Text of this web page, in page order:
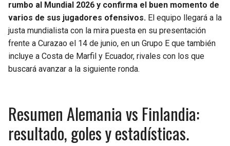
rumbo al Mundial 2026 y confirma el buen momento de
varios de sus jugadores ofensivos. El equipo llegará a la
justa mundialista con la mira puesta en su presentación
frente a Curazao el 14 de junio, en un Grupo E que también
incluye a Costa de Marfil y Ecuador, rivales con los que
buscará avanzar a la siguiente ronda.
Resumen Alemania vs Finlandia:
resultado, goles y estadísticas.